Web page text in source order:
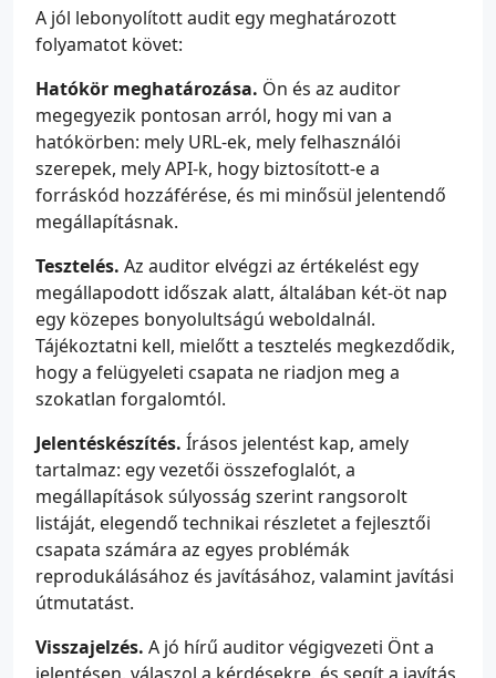
A jól lebonyolított audit egy meghatározott
folyamatot követ:
Hatókör meghatározása. Ön és az auditor
megegyezik pontosan arról, hogy mi van a
hatókörben: mely URL-ek, mely felhasználói
szerepek, mely API-k, hogy biztosított-e a
forráskód hozzáférése, és mi minősül jelentendő
megállapításnak.
Tesztelés. Az auditor elvégzi az értékelést egy
megállapodott időszak alatt, általában két-öt nap
egy közepes bonyolultságú weboldalnál.
Tájékoztatni kell, mielőtt a tesztelés megkezdődik,
hogy a felügyeleti csapata ne riadjon meg a
szokatlan forgalomtól.
Jelentéskészítés. Írásos jelentést kap, amely
tartalmaz: egy vezetői összefoglalót, a
megállapítások súlyosság szerint rangsorolt
listáját, elegendő technikai részletet a fejlesztői
csapata számára az egyes problémák
reprodukálásához és javításához, valamint javítási
útmutatást.
Visszajelzés. A jó hírű auditor végigvezeti Önt a